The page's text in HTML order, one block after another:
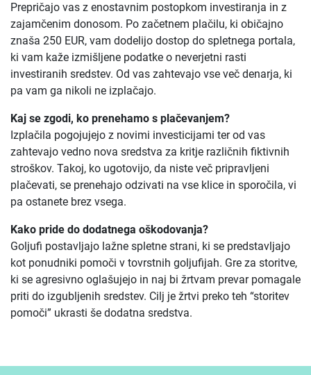
Prepričajo vas z enostavnim postopkom investiranja in z
zajamčenim donosom. Po začetnem plačilu, ki običajno
znaša 250 EUR, vam dodelijo dostop do spletnega portala,
ki vam kaže izmišljene podatke o neverjetni rasti
investiranih sredstev. Od vas zahtevajo vse več denarja, ki
pa vam ga nikoli ne izplačajo.
Kaj se zgodi, ko prenehamo s plačevanjem?
Izplačila pogojujejo z novimi investicijami ter od vas
zahtevajo vedno nova sredstva za kritje različnih fiktivnih
stroškov. Takoj, ko ugotovijo, da niste več pripravljeni
plačevati, se prenehajo odzivati na vse klice in sporočila, vi
pa ostanete brez vsega.
Kako pride do dodatnega oškodovanja?
Goljufi postavljajo lažne spletne strani, ki se predstavljajo
kot ponudniki pomoči v tovrstnih goljufijah. Gre za storitve,
ki se agresivno oglašujejo in naj bi žrtvam prevar pomagale
priti do izgubljenih sredstev. Cilj je žrtvi preko teh “storitev
pomoči” ukrasti še dodatna sredstva.